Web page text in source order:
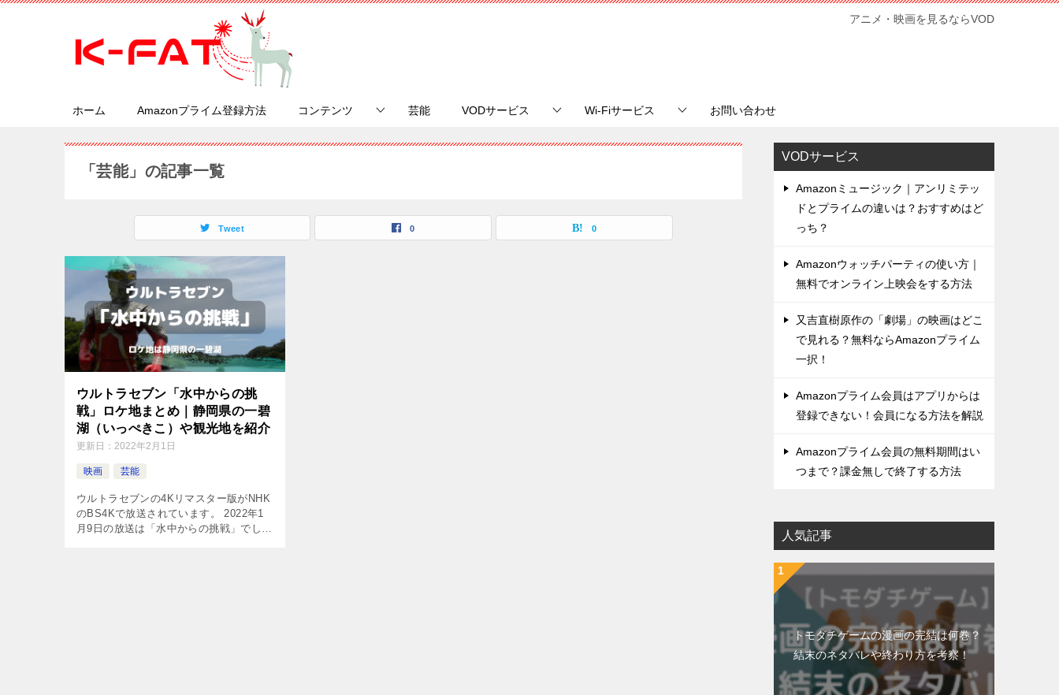
アニメ・映画を見るならVOD
ホーム Amazonプライム登録方法 コンテンツ 芸能 VODサービス Wi-Fiサービス お問い合わせ
「芸能」の記事一覧
Tweet 0 0
ウルトラセブン「水中からの挑
戦」ロケ地まとめ｜静岡県の一碧
湖（いっぺきこ）や観光地を紹介
更新日： 2022年2月1日
映画 芸能
ウルトラセブンの4Kリマスター版がNHK
のBS4Kで放送されています。 2022年1
月9日の放送は「水中からの挑戦」でし
VODサービス
Amazonミュージック｜アンリミテッ
ドとプライムの違いは？おすすめはど
っち？
Amazonウォッチパーティの使い方｜
無料でオンライン上映会をする方法
又吉直樹原作の「劇場」の映画はどこ
で見れる？無料ならAmazonプライム
一択！
Amazonプライム会員はアプリからは
登録できない！会員になる方法を解説
Amazonプライム会員の無料期間はい
つまで？課金無しで終了する方法
人気記事
トモダチゲームの漫画の完結は何巻？
結末のネタバレや終わり方を考察！